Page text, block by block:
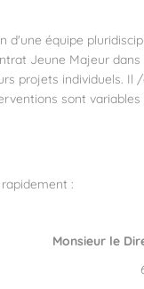
d'une équipe
Jeune Majeur
projets individuels.
sont
:
Monsieur le